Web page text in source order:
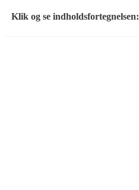
Klik og se indholdsfortegnelsen: